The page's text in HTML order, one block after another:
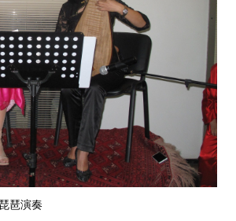
琵琶演奏